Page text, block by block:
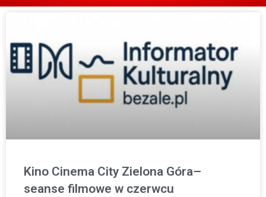
Kino Cinema City Zielona Góra–
seanse filmowe w czerwcu